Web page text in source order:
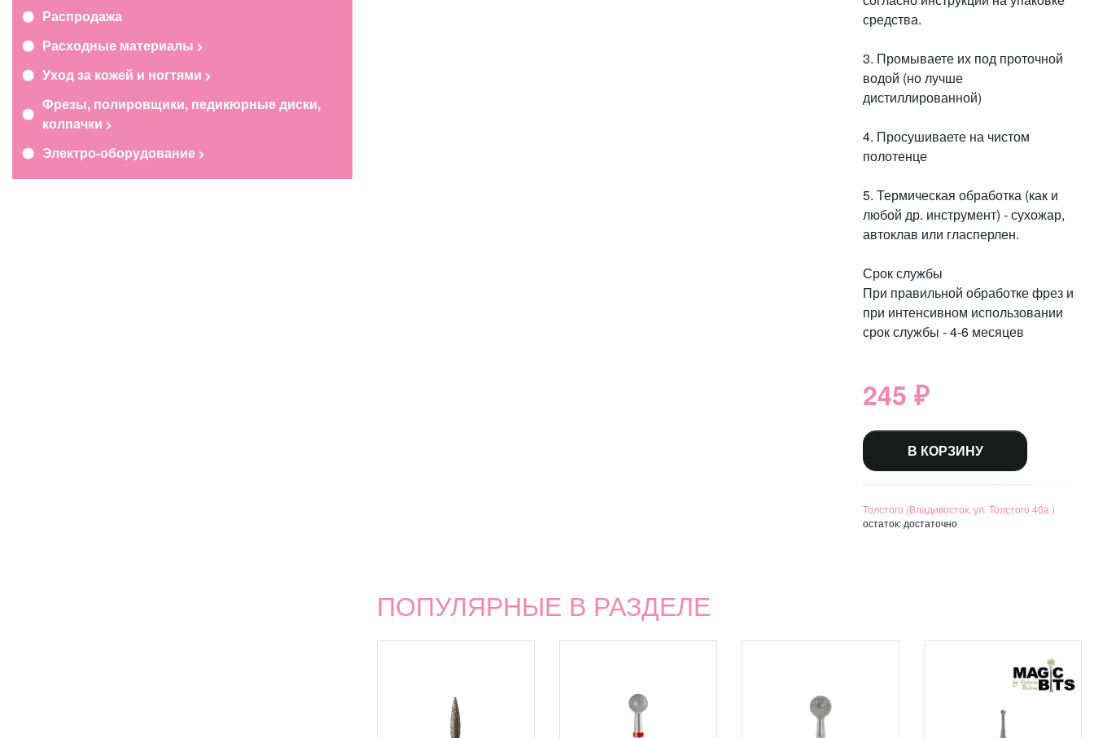
Распродажа
Расходные материалы
Уход за кожей и ногтями
Фрезы, полировщики, педикюрные диски,
колпачки
Электро-оборудование
средства.
3. Промываете их под проточной
водой (но лучше
дистиллированной)
4. Просушиваете на чистом
полотенце
5. Термическая обработка (как и
любой др. инструмент) - сухожар,
автоклав или гласперлен.
Срок службы
При правильной обработке фрез и
при интенсивном использовании
срок службы - 4-6 месяцев
245 ₽
В КОРЗИНУ
Толстого (Владивосток, ул. Толстого 40а )
остаток:достаточно
ПОПУЛЯРНЫЕ В РАЗДЕЛЕ